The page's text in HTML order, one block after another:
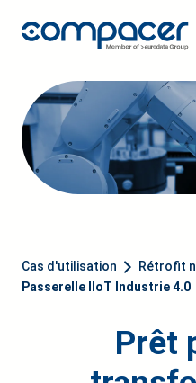
Cas d'utilisation
Rétrofit
Passerelle IIoT Industrie 4.0
Prêt